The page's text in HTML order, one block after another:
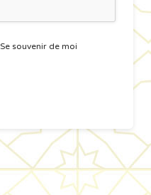
Se souvenir de moi